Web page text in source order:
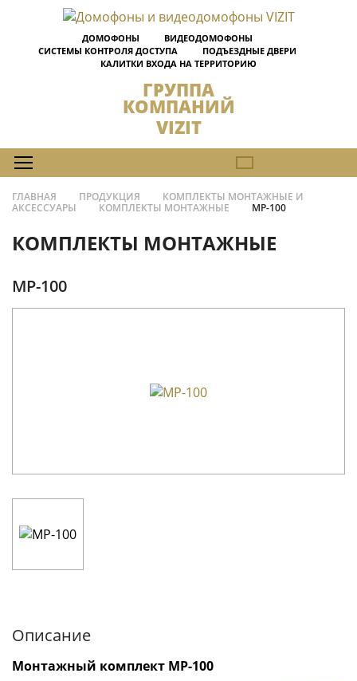
ДОМОФОНЫ
ВИДЕОДОМОФОНЫ
СИСТЕМЫ КОНТРОЛЯ ДОСТУПА
ПОДЪЕЗДНЫЕ ДВЕРИ
КАЛИТКИ ВХОДА НА ТЕРРИТОРИЮ
ГРУППА
КОМПАНИЙ
VIZIT
ГЛАВНАЯ ПРОДУКЦИЯ
КОМПЛЕКТЫ МОНТАЖНЫЕ И
АКСЕССУАРЫ
КОМПЛЕКТЫ МОНТАЖНЫЕ MP-100
КОМПЛЕКТЫ МОНТАЖНЫЕ
MP-100
Описание
Монтажный комплект МР-100